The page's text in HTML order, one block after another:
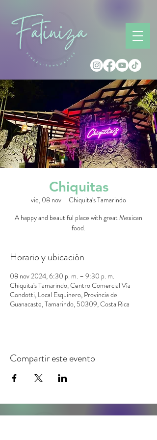
Chiquitas
vie, 08 nov
  |
Chiquita's Tamarindo
A happy and beautiful place with great Mexican
food.
Horario y ubicación
08 nov 2024, 6:30 p. m. – 9:30 p. m.
Chiquita's Tamarindo, Centro Comercial Vía
Condotti, Local Esquinero, Provincia de
Guanacaste, Tamarindo, 50309, Costa Rica
Compartir este evento